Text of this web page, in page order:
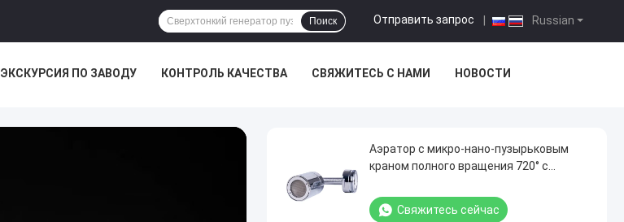
Russian
Отправить запрос
Поиск
ЭКСКУРСИЯ ПО ЗАВОДУ КОНТРОЛЬ КАЧЕСТВА СВЯЖИТЕСЬ С НАМИ НОВОСТИ
Аэратор с микро-нано-пузырьковым
краном полного вращения 720° с
конструкцией из нержавеющей стали
H59-1 из латуни SUS304
Свяжитесь сейчас